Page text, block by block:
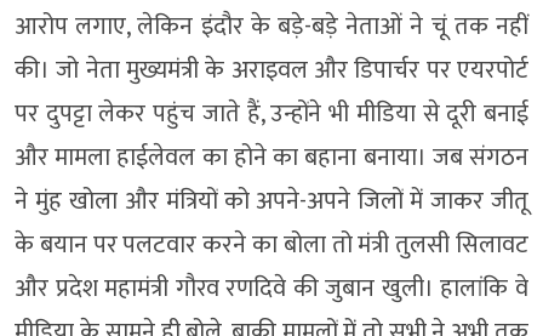
आरोप लगाए, लेकिन इंदौर के बड़े-बड़े नेताओं ने चूं तक नहीं
की। जो नेता मुख्यमंत्री के अराइवल और डिपार्चर पर एयरपोर्ट
पर दुपट्टा लेकर पहुंच जाते हैं, उन्होंने भी मीडिया से दूरी बनाई
और मामला हाईलेवल का होने का बहाना बनाया। जब संगठन
ने मुंह खोला और मंत्रियों को अपने-अपने जिलों में जाकर जीतू
के बयान पर पलटवार करने का बोला तो मंत्री तुलसी सिलावट
और प्रदेश महामंत्री गौरव रणदिवे की जुबान खुली। हालांकि वे